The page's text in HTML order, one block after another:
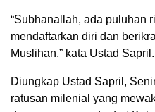
“Subhanallah, ada puluhan
mendaftarkan diri dan
Muslihan,” kata Ustad Sapril.
Diungkap Ustad Sapril,
ratusan milenial yang